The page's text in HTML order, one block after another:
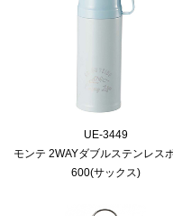
UE-3449
モンテ 2WAYダブルステンレス
600(サックス)